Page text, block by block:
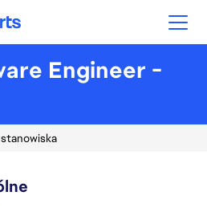
Engineer -